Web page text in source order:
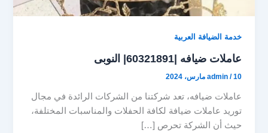
خدمة الضيافة العربية
عاملات ضيافه |60321891| النوبى
admin /10 مارس، 2024
عاملات ضيافه، تعد شركتنا من الشركات الرائدة في مجال
توريد عاملات ضيافة لكافة الحفلات والمناسبات المختلفة،
حيث أن الشركة تحرص […]